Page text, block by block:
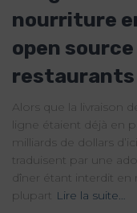
nourriture
open
restaurants
Alors que la livraison
ligne étaient déjà en
milliards de dollars
traduisent par une
dîner étant interdit en
plupart Lire la suite…